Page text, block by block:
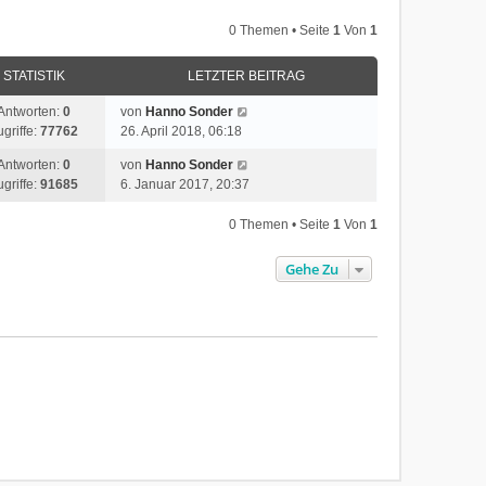
t
e
r
B
e
t
r
0 Themen • Seite 1Von 1
STATISTIK LETZTER BEITRAG
0
77762
von Hanno Sonder
26. April 2018, 06:18
0
91685
von Hanno Sonder
6. Januar 2017, 20:37
0 Themen • Seite 1Von 1
Gehe Zu